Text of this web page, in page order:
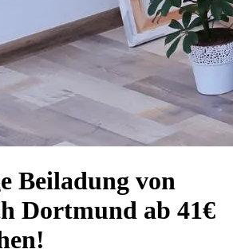
Beiladung von
Dortmund ab 41€